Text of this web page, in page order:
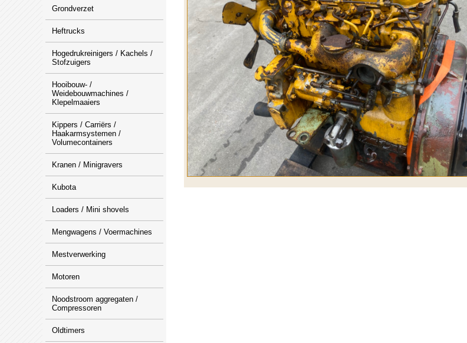
Grondverzet
Heftrucks
Hogedrukreinigers / Kachels /
Stofzuigers
Hooibouw- /
Weidebouwmachines /
Klepelmaaiers
Kippers / Carriërs /
Haakarmsystemen /
Volumecontainers
Kranen / Minigravers
Kubota
Loaders / Mini shovels
Mengwagens / Voermachines
Mestverwerking
Motoren
Noodstroom aggregaten /
Compressoren
Oldtimers